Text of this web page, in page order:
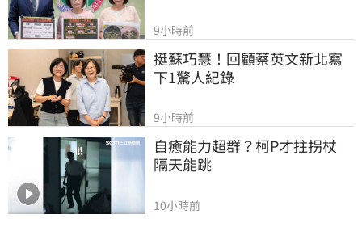
9小時前
挺蘇巧慧！回顧蔡英文新北寫
下1驚人紀錄
9小時前
自癒能力超群？柯P才拄拐杖
隔天能跳
10小時前